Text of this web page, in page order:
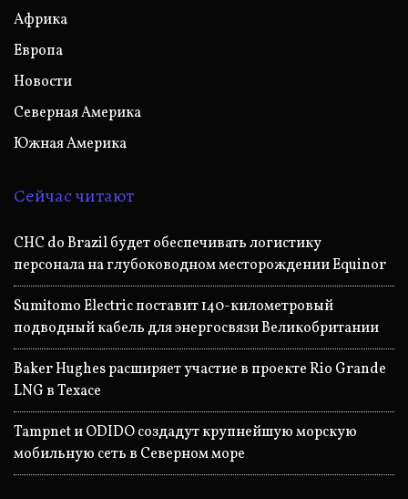
Африка
Европа
Новости
Северная Америка
Южная Америка
Сейчас читают
CHC do Brazil будет обеспечивать логистику
персонала на глубоководном месторождении Equinor
Sumitomo Electric поставит 140-километровый
подводный кабель для энергосвязи Великобритании
Baker Hughes расширяет участие в проекте Rio Grande
LNG в Техасе
Tampnet и ODIDO создадут крупнейшую морскую
мобильную сеть в Северном море